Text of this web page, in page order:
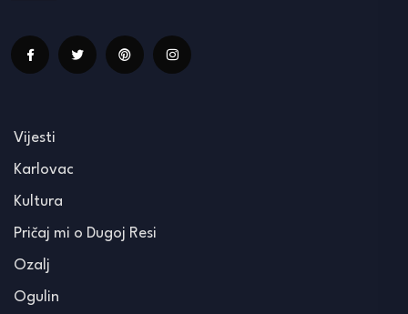
Vijesti
Karlovac
Kultura
Pričaj mi o Dugoj Resi
Ozalj
Ogulin